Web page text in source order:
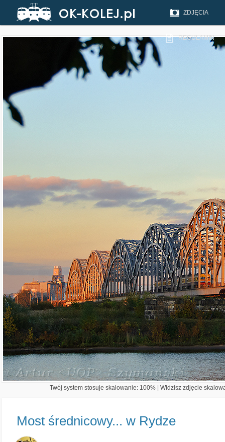
ZDJĘCIA
REGULAMIN
Twój system stosuje skalowanie: 100% | Widzisz zdjęcie
Most średnicowy... w Rydze